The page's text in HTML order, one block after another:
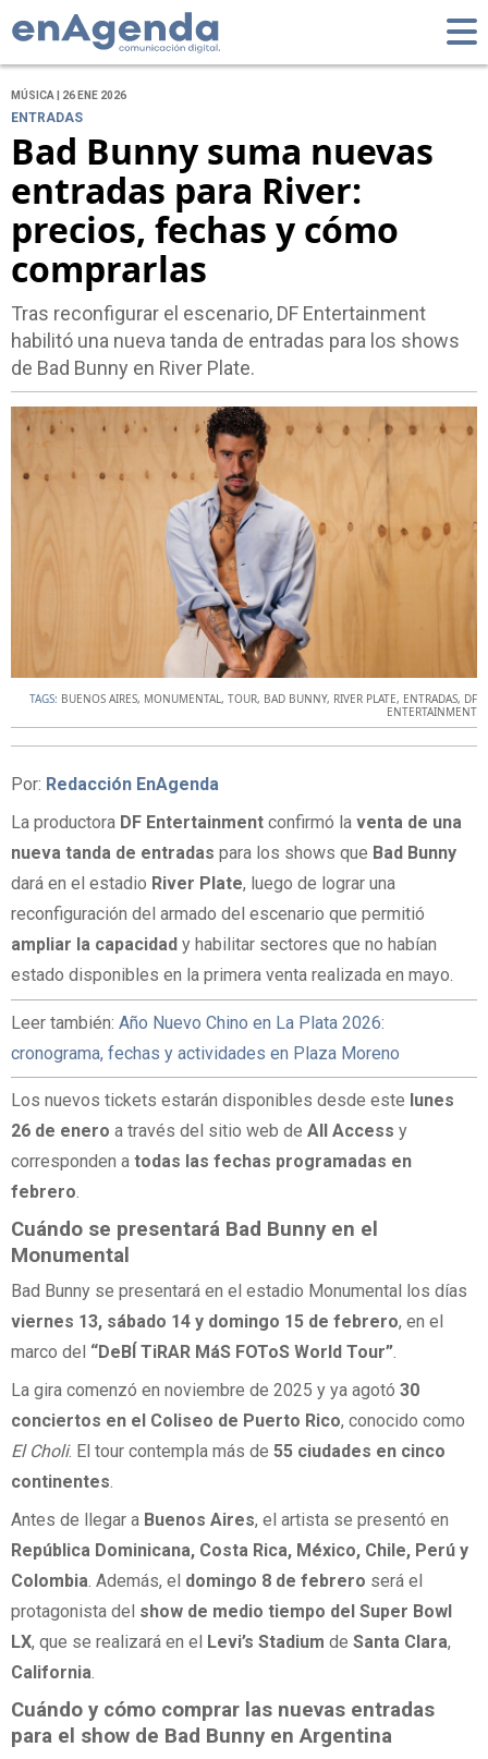
MÚSICA | 26 ENE 2026
ENTRADAS
Bad Bunny suma nuevas
entradas para River:
precios, fechas y cómo
comprarlas
Tras reconfigurar el escenario, DF Entertainment
habilitó una nueva tanda de entradas para los shows
de Bad Bunny en River Plate.
TAGS: BUENOS AIRES, MONUMENTAL, TOUR, BAD BUNNY, RIVER PLATE, ENTRADAS, DF
ENTERTAINMENT
Por: Redacción EnAgenda
La productora DF Entertainment confirmó la venta de una
nueva tanda de entradas para los shows que Bad Bunny
dará en el estadio River Plate, luego de lograr una
reconfiguración del armado del escenario que permitió
ampliar la capacidad y habilitar sectores que no habían
estado disponibles en la primera venta realizada en mayo.
Leer también: Año Nuevo Chino en La Plata 2026:
cronograma, fechas y actividades en Plaza Moreno
Los nuevos tickets estarán disponibles desde este lunes
26 de enero a través del sitio web de All Access y
corresponden a todas las fechas programadas en
febrero.
Cuándo se presentará Bad Bunny en el
Monumental
Bad Bunny se presentará en el estadio Monumental los días
viernes 13, sábado 14 y domingo 15 de febrero, en el
marco del “DeBÍ TiRAR MáS FOToS World Tour”.
La gira comenzó en noviembre de 2025 y ya agotó 30
conciertos en el Coliseo de Puerto Rico, conocido como
El Choli. El tour contempla más de 55 ciudades en cinco
continentes.
Antes de llegar a Buenos Aires, el artista se presentó en
República Dominicana, Costa Rica, México, Chile, Perú y
Colombia. Además, el domingo 8 de febrero será el
protagonista del show de medio tiempo del Super Bowl
LX, que se realizará en el Levi’s Stadium de Santa Clara,
California.
Cuándo y cómo comprar las nuevas entradas
para el show de Bad Bunny en Argentina